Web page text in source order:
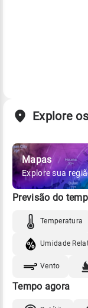
Explore
Mapas
Explore sua
Previsão do
Temperatura
Umidade
Vento
Tempo agora